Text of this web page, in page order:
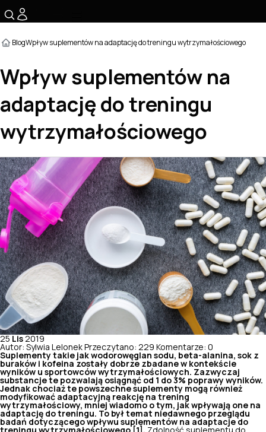
BlogWpływ suplementów na adaptację do treningu wytrzymałościowego
Wpływ suplementów na
adaptację do treningu
wytrzymałościowego
25 Lis 2019
Autor: Sylwia Lelonek Przeczytano: 229 Komentarze: 0
Suplementy takie jak wodorowęglan sodu, beta-alanina, sok z
buraków i kofeina zostały dobrze zbadane w kontekście
wyników u sportowców wytrzymałościowych. Zazwyczaj
substancje te pozwalają osiągnąć od 1 do 3% poprawy wyników.
Jednak chociaż te powszechne suplementy mogą również
modyfikować adaptacyjną reakcję na trening
wytrzymałościowy, mniej wiadomo o tym, jak wpływają one na
adaptację do treningu. To był temat niedawnego przeglądu
badań dotyczącego wpływu suplementów na adaptacje do
treningu wytrzymałościowego [1].
Zdolność suplementu do